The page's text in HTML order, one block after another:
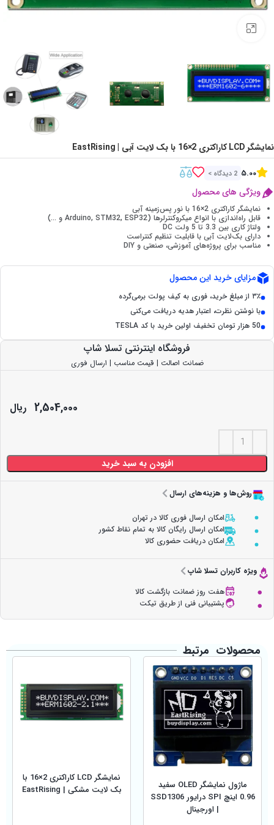
نمایشگر LCD کاراکتری 2×16 با بک لایت آبی | EastRising
5.00 2 دیدگاه >
ویژگی های محصول
نمایشگر کاراکتری 2×16 با نور پس‌زمینه آبی
قابل راه‌اندازی با انواع میکروکنترلرها (Arduino, STM32, ESP32 و …)
ولتاژ کاری بین 3.3 تا 5 ولت DC
دارای بک‌لایت آبی با قابلیت تنظیم کنتراست
مناسب برای پروژه‌های آموزشی، صنعتی و DIY
مزایای خرید این محصول
۳٪ از مبلغ خرید، فوری به کیف پولت برمی‌گرده
با نوشتن نظرت، اعتبار هدیه دریافت می‌کنی
50 هزار تومان تخفیف اولین خرید با کد TESLA
فروشگاه اینترنتی تسلا شاپ
ضمانت اصالت | قیمت مناسب | ارسال فوری
2,504,000 ریال
افزودن به سبد خرید
روش‌ها و هزینه‌های ارسال
امکان ارسال فوری کالا در تهران
امکان ارسال رایگان کالا به تمام نقاط کشور
امکان دریافت حضوری کالا
ویژه کاربران تسلا شاپ
هفت روز ضمانت بازگشت کالا
پشتیبانی فنی از طریق تیکت
محصولات مرتبط
ماژول نمایشگر OLED سفید
0.96 اینچ SPI درایور SSD1306
| اورجینال
نمایشگر LCD کاراکتری 2×16 با
بک لایت مشکی | EastRising